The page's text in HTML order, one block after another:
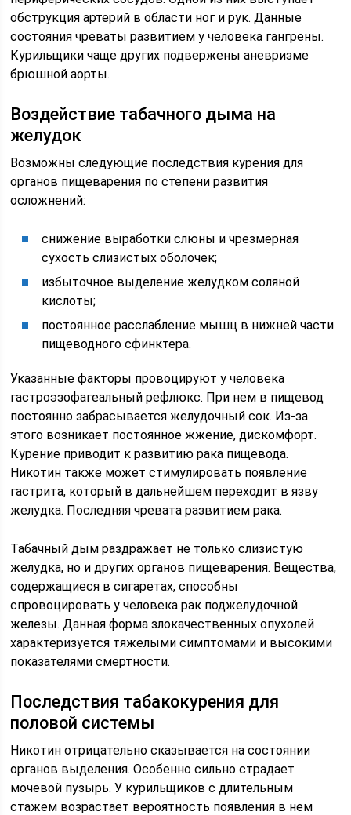
обструкция артерий в области ног и рук. Данные
состояния чреваты развитием у человека гангрены.
Курильщики чаще других подвержены аневризме
брюшной аорты.
Воздействие табачного дыма на
желудок
Возможны следующие последствия курения для
органов пищеварения по степени развития
осложнений:
снижение выработки слюны и чрезмерная
сухость слизистых оболочек;
избыточное выделение желудком соляной
кислоты;
постоянное расслабление мышц в нижней части
пищеводного сфинктера.
Указанные факторы провоцируют у человека
гастроэзофагеальный рефлюкс. При нем в пищевод
постоянно забрасывается желудочный сок. Из-за
этого возникает постоянное жжение, дискомфорт.
Курение приводит к развитию рака пищевода.
Никотин также может стимулировать появление
гастрита, который в дальнейшем переходит в язву
желудка. Последняя чревата развитием рака.
Табачный дым раздражает не только слизистую
желудка, но и других органов пищеварения. Вещества,
содержащиеся в сигаретах, способны
спровоцировать у человека рак поджелудочной
железы. Данная форма злокачественных опухолей
характеризуется тяжелыми симптомами и высокими
показателями смертности.
Последствия табакокурения для
половой системы
Никотин отрицательно сказывается на состоянии
органов выделения. Особенно сильно страдает
мочевой пузырь. У курильщиков с длительным
стажем возрастает вероятность появления в нем